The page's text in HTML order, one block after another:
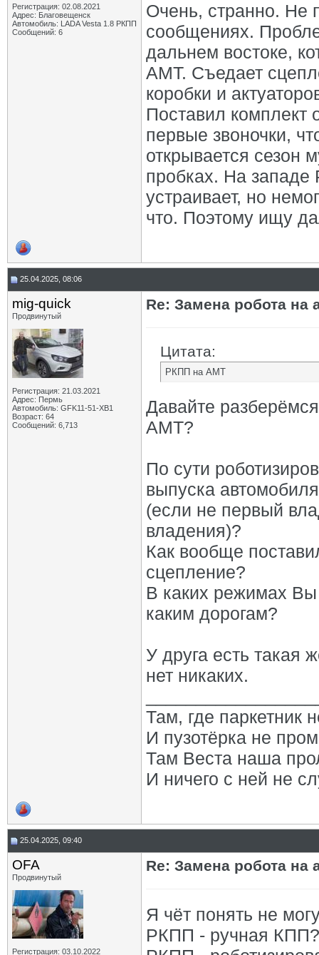
Регистрация: 02.08.2021
Адрес: Благовещенск
Автомобиль: LADA Vesta 1.8 РКПП
Сообщений: 6
Очень, странно. Не
сообщениях.
дальнем востоке,
АМТ. Съедает
коробки и
Поставил
первые звоночки,
открывается сезон
пробках. На западе
устраивает, но
что. Поэтому ищу
25.04.2025, 08:06
mig-quick
Продвинутый
Регистрация: 21.03.2021
Адрес: Пермь
Автомобиль: GFK11-51-ХВ1
Возраст: 64
Сообщений: 6,713
Re: Замена робота на
Цитата:
РКПП на АМТ
Давайте
АМТ?
По сути
выпуска
(если не первый
владения)?
Как вообще
сцепление?
В каких режимах
каким дорогам?
У друга есть такая
нет никаких.
Там, где паркетник
И пузотёрка не
Там Веста наша
И ничего с ней не
25.04.2025, 09:40
OFA
Продвинутый
Регистрация: 03.10.2022
Re: Замена робота на
Я чёт понять не
РКПП - ручная КПП?